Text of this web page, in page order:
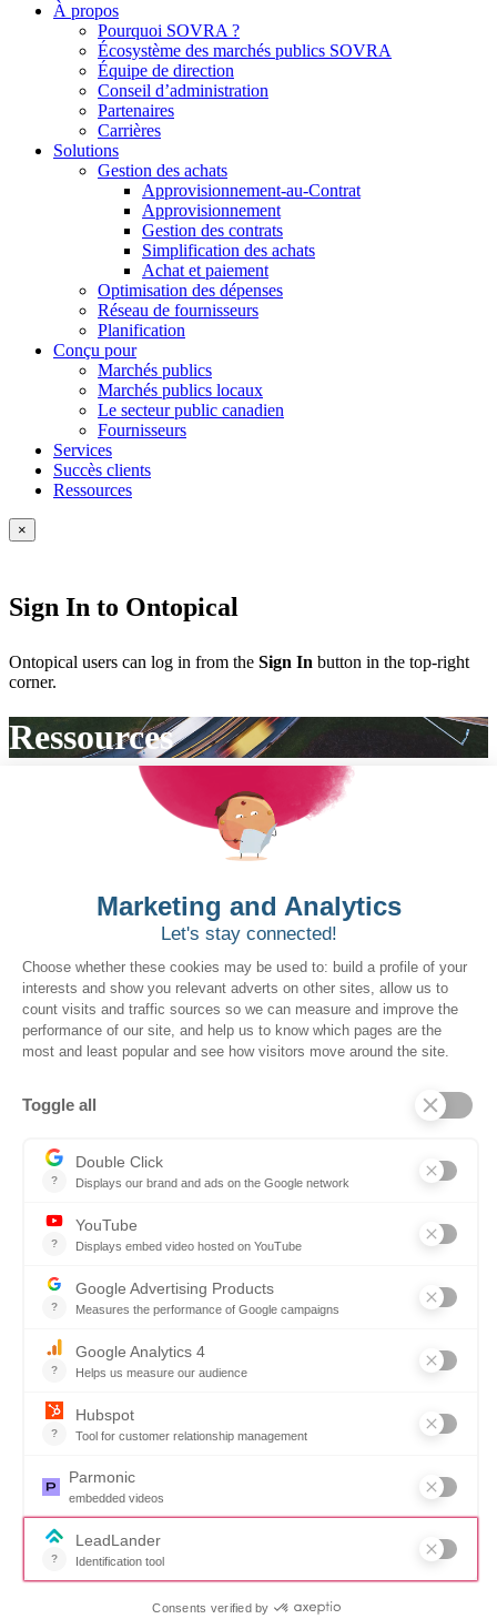
À propos
Pourquoi SOVRA ?
Écosystème des marchés publics SOVRA
Équipe de direction
Conseil d’administration
Partenaires
Carrières
Solutions
Gestion des achats
Approvisionnement-au-Contrat
Approvisionnement
Gestion des contrats
Simplification des achats
Achat et paiement
Optimisation des dépenses
Réseau de fournisseurs
Planification
Conçu pour
Marchés publics
Marchés publics locaux
Le secteur public canadien
Fournisseurs
Services
Succès clients
Ressources
×
Sign In to Ontopical
Ontopical users can log in from the Sign In button in the top-right
corner.
Ressources
Afficher tout
Communiqués de presse
Non répertorié
Product Release
Tools
Video
Webinar
White Papers
Vous souhaitez réserver une démo ?
Pourquoi SOVRA ?
Écosystème des marchés publics SOVRA
Équipe de direction
Partenaires
Carrières
Gestion des achats
Simplification des achats
Réseau de fournisseurs
Conçus pour
Marchés publics locaux
Le secteur public canadien
Ressources
Services
Événements
Appels d’offres/soumissions pour les fournisseurs
Foire aux questions